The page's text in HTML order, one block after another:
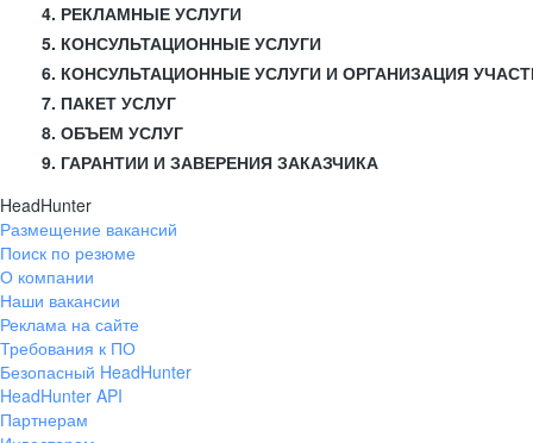
4. РЕКЛАМНЫЕ УСЛУГИ
5. КОНСУЛЬТАЦИОННЫЕ УСЛУГИ
6. КОНСУЛЬТАЦИОННЫЕ УСЛУГИ И ОРГАНИЗАЦИЯ
7. ПАКЕТ УСЛУГ
8. ОБЪЕМ УСЛУГ
9. ГАРАНТИИ И ЗАВЕРЕНИЯ ЗАКАЗЧИКА
HeadHunter
Размещение вакансий
Поиск по резюме
О компании
Наши вакансии
Реклама на сайте
Требования к ПО
Безопасный HeadHunter
HeadHunter API
Партнерам